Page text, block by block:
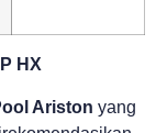
HX
Ariston yang